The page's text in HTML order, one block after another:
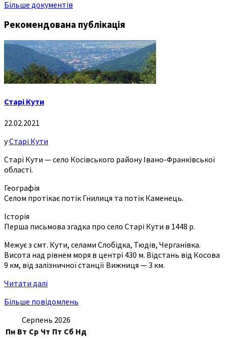
Більше документів
Рекомендована публікація
Старі Кути
22.02.2021
уСтарі Кути
Старі Кути — село Косівського району Івано-Франківської
області.
Географія
Селом протікає потік Гнилиця та потік Каменець.
Історія
Перша письмова згадка про село Старі Кути в 1448 р.
Межує з смт. Кути, селами Слобідка, Тюдів, Черганівка.
Висота над рівнем моря в центрі 430 м. Відстань від Косова
9 км, від залізничної станції Вижниця — 3 км.
Читати далі
Більше повідомлень
Серпень 2026
Пн Вт Ср Чт Пт Сб Нд